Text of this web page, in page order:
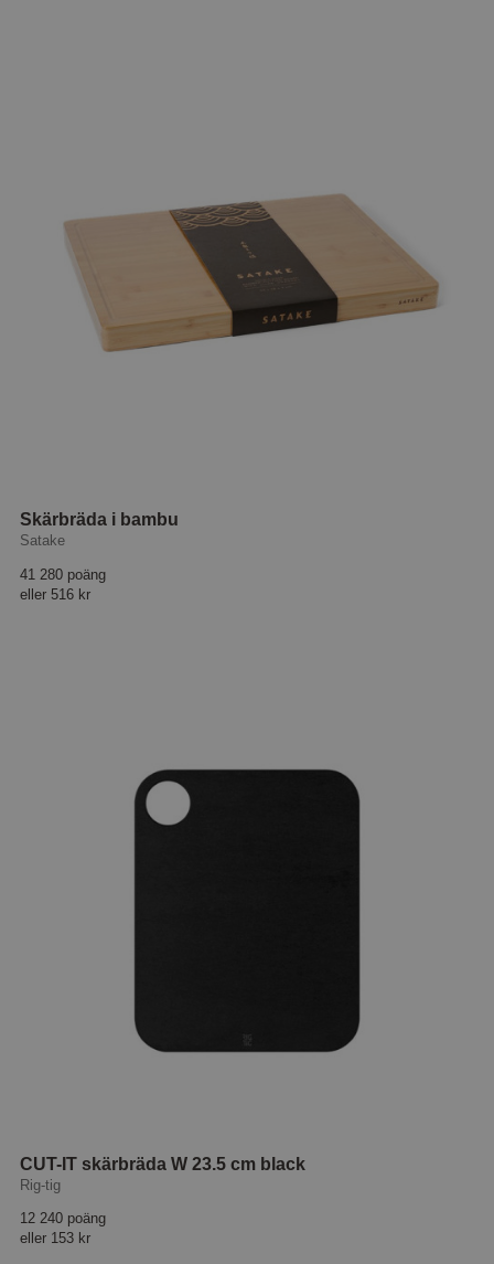
Skärbräda i bambu
Satake
41 280 poäng
eller 516 kr
CUT-IT skärbräda W 23.5 cm black
Rig-tig
12 240 poäng
eller 153 kr